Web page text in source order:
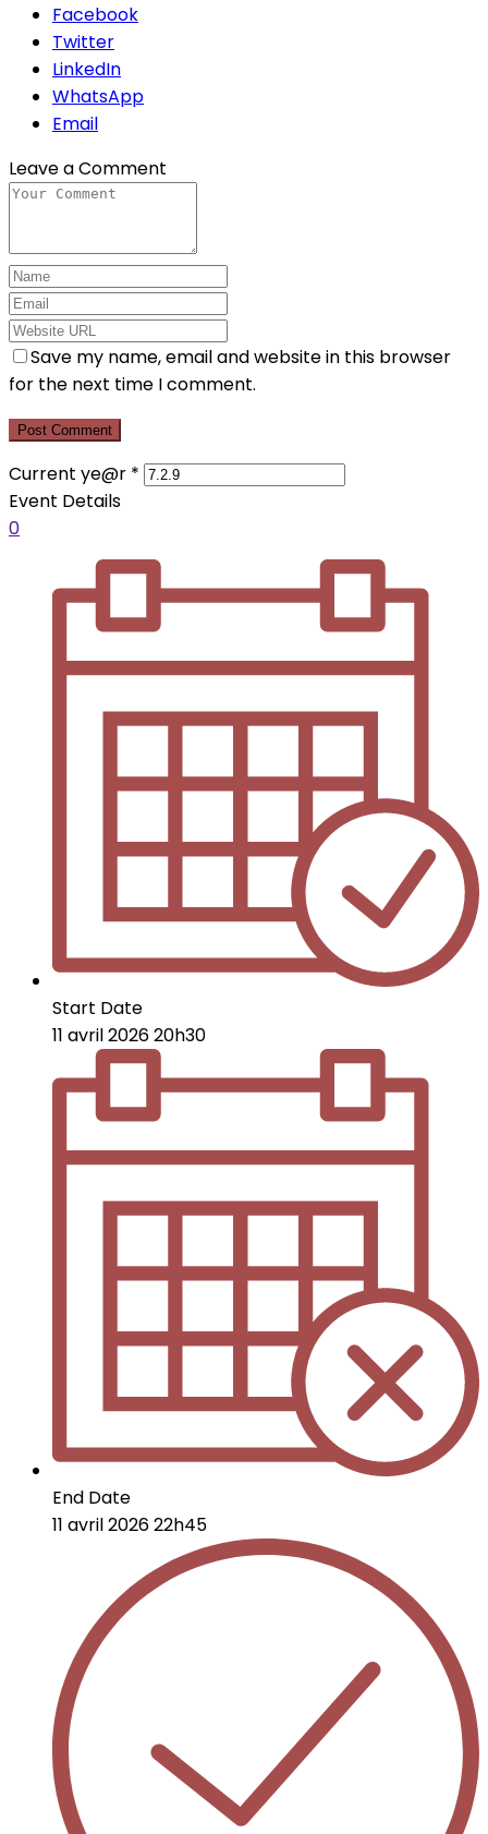
Facebook
Twitter
LinkedIn
WhatsApp
Email
Leave a Comment
Save my name, email and website in this browser
for the next time I comment.
Current ye@r *
Event Details
0
Start Date
11 avril 2026 20h30
End Date
11 avril 2026 22h45